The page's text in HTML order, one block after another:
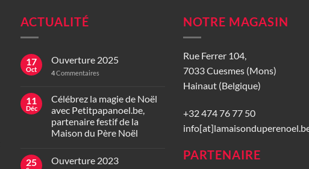
ACTUALITÉ
17
Oct
Ouverture 2025
4Commentaires
11
Déc
Célébrez la magie de Noël
avec Petitpapanoel.be,
partenaire festif de la
Maison du Père Noël
25 Ouverture 2023
NOTRE MAGASIN
Rue Ferrer 104,
7033 Cuesmes (Mons)
Hainaut (Belgique)
+32 474 76 77 50
PARTENAIRE